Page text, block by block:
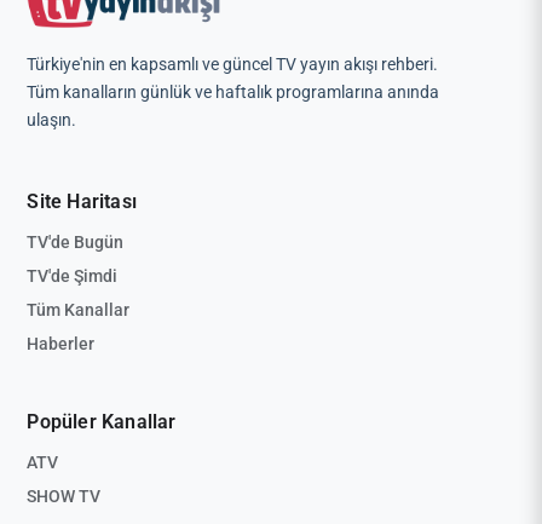
Türkiye'nin en kapsamlı ve güncel TV yayın akışı rehberi.
Tüm kanalların günlük ve haftalık programlarına anında
ulaşın.
Site Haritası
TV'de Bugün
TV'de Şimdi
Tüm Kanallar
Haberler
Popüler Kanallar
ATV
SHOW TV